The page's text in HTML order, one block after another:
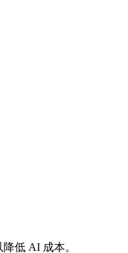
低 AI 成本。